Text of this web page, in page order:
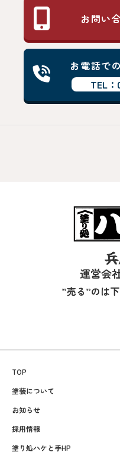
お問い
お電話で
TEL
運営会
”売る”のは
TOP
塗装について
お知らせ
採用情報
塗り処ハケと手HP